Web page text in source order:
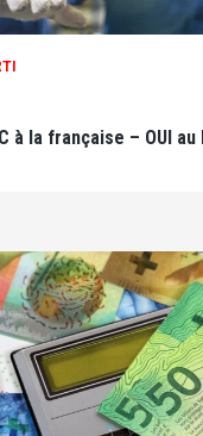
à la française – OUI